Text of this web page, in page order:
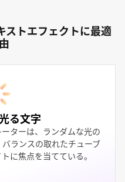
トエフェクトに最適
る文字
ターは、ランダムな光の
ランスの取れたチューブ
に焦点を当てている。